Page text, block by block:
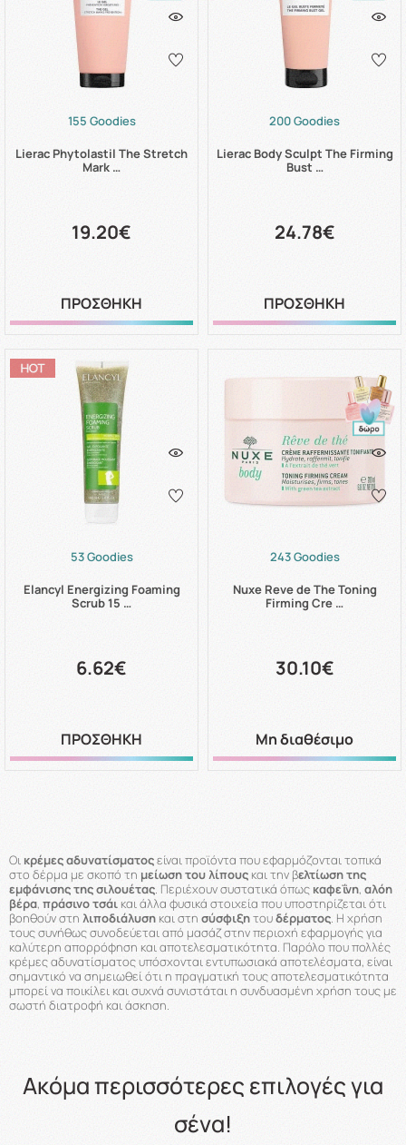
155 Goodies
Lierac Phytolastil The Stretch
Mark …
19.20€
ΠΡΟΣΘΗΚΗ
200 Goodies
Lierac Body Sculpt The Firming
Bust …
24.78€
ΠΡΟΣΘΗΚΗ
53 Goodies
Elancyl Energizing Foaming
Scrub 15 …
6.62€
ΠΡΟΣΘΗΚΗ
243 Goodies
Nuxe Reve de The Toning
Firming Cre …
30.10€
Μη διαθέσιμο
Οι κρέμες αδυνατίσματοςείναι προϊόντα που εφαρμόζονται τοπικά
στο δέρμα με σκοπό τη μείωση του λίπους και την βελτίωση της
εμφάνισης της σιλουέτας. Περιέχουν συστατικά όπως καφεΐνη, αλόη
βέρα, πράσινο τσάι και άλλα φυσικά στοιχεία που υποστηρίζεται ότι
βοηθούν στη λιποδιάλυση και στη σύσφιξητουδέρματος. Η χρήση
τους συνήθως συνοδεύεται από μασάζ στην περιοχή εφαρμογής για
καλύτερη απορρόφηση και αποτελεσματικότητα. Παρόλο που πολλές
κρέμες αδυνατίσματος υπόσχονται εντυπωσιακά αποτελέσματα, είναι
σημαντικό να σημειωθεί ότι η πραγματική τους αποτελεσματικότητα
μπορεί να ποικίλει και συχνά συνιστάται η συνδυασμένη χρήση τους με
σωστή διατροφή και άσκηση.
Ακόμα περισσότερες επιλογές για
σένα!